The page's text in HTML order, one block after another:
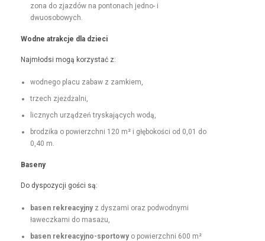
zona do zjazdów na pon­tonach jed­no- i
dwuosobowych.
Wodne atrakc­je dla dzieci
Najmłod­si mogą korzys­tać z:
wod­nego placu zabaw z zamkiem,
trzech zjeżdżal­ni,
licznych urządzeń tryska­ją­cych wodą,
brodzi­ka o powierzch­ni 120 m² i głębokoś­ci od 0,01 do
0,40 m.
Base­ny
Do dys­pozy­cji goś­ci są:
basen rekrea­cyjnyz dysza­mi oraz pod­wod­ny­mi
ławeczka­mi do masażu,
basen rekrea­cyjno-sportowyo powierzch­ni 600 m²